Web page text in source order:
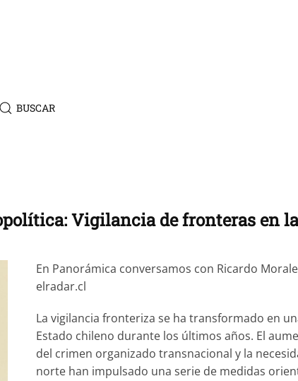
BUSCAR
Vigilancia de fronteras en
En Panorámica conversamos con Ricardo
elradar.cl
La vigilancia fronteriza se ha transformado en
Estado chileno durante los últimos años. El
del crimen organizado transnacional y la
norte han impulsado una serie de medidas